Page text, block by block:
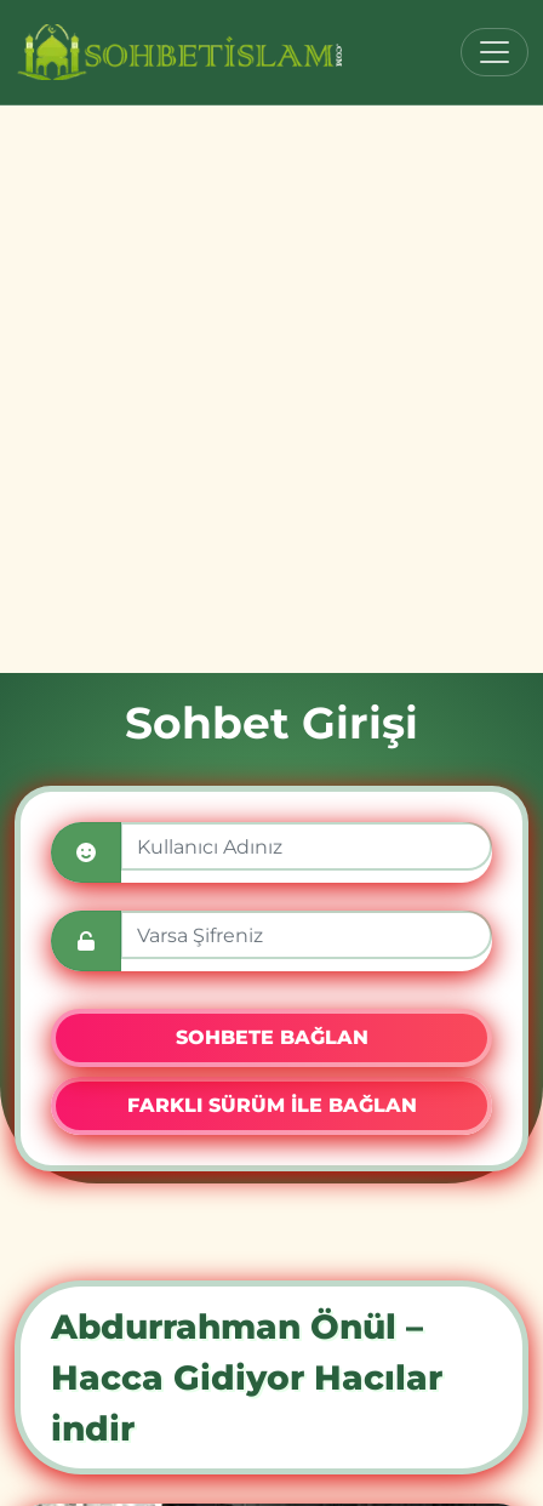
Sohbet Girişi
SOHBETE BAĞLAN
FARKLI SÜRÜM İLE BAĞLAN
Abdurrahman Önül –
Hacca Gidiyor Hacılar
indir